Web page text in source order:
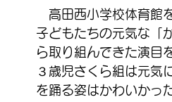
高田西小学校体育館
子どもたちの元気な「
ら取り組んできた演目
３歳児さくら組は元気
を踊る姿はかわいかっ